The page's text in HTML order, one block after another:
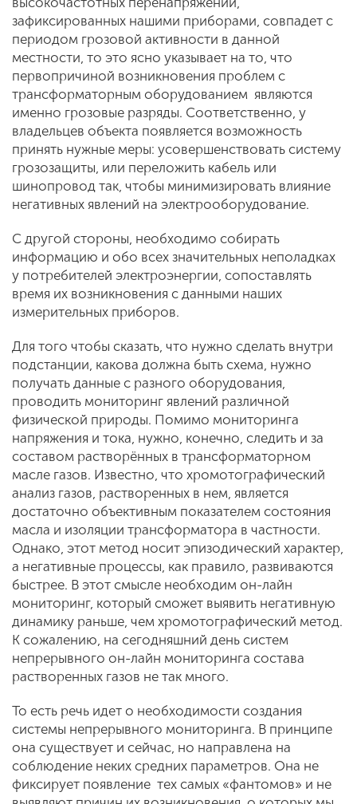
зафиксированных нашими приборами, совпадет с
периодом грозовой активности в данной
местности, то это ясно указывает на то, что
первопричиной возникновения проблем с
трансформаторным оборудованием являются
именно грозовые разряды. Соответственно, у
владельцев объекта появляется возможность
принять нужные меры: усовершенствовать систему
грозозащиты, или переложить кабель или
шинопровод так, чтобы минимизировать влияние
негативных явлений на электрооборудование.
С другой стороны, необходимо собирать
информацию и обо всех значительных неполадках
у потребителей электроэнергии, сопоставлять
время их возникновения с данными наших
измерительных приборов.
Для того чтобы сказать, что нужно сделать внутри
подстанции, какова должна быть схема, нужно
получать данные с разного оборудования,
проводить мониторинг явлений различной
физической природы. Помимо мониторинга
напряжения и тока, нужно, конечно, следить и за
составом растворённых в трансформаторном
масле газов. Известно, что хромотографический
анализ газов, растворенных в нем, является
достаточно объективным показателем состояния
масла и изоляции трансформатора в частности.
Однако, этот метод носит эпизодический характер,
а негативные процессы, как правило, развиваются
быстрее. В этот смысле необходим он-лайн
мониторинг, который сможет выявить негативную
динамику раньше, чем хромотографический метод.
К сожалению, на сегодняшний день систем
непрерывного он-лайн мониторинга состава
растворенных газов не так много.
То есть речь идет о необходимости создания
системы непрерывного мониторинга. В принципе
она существует и сейчас, но направлена на
соблюдение неких средних параметров. Она не
фиксирует появление тех самых «фантомов» и не